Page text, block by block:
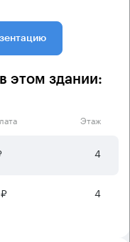
этом здании:
Этаж
4
4